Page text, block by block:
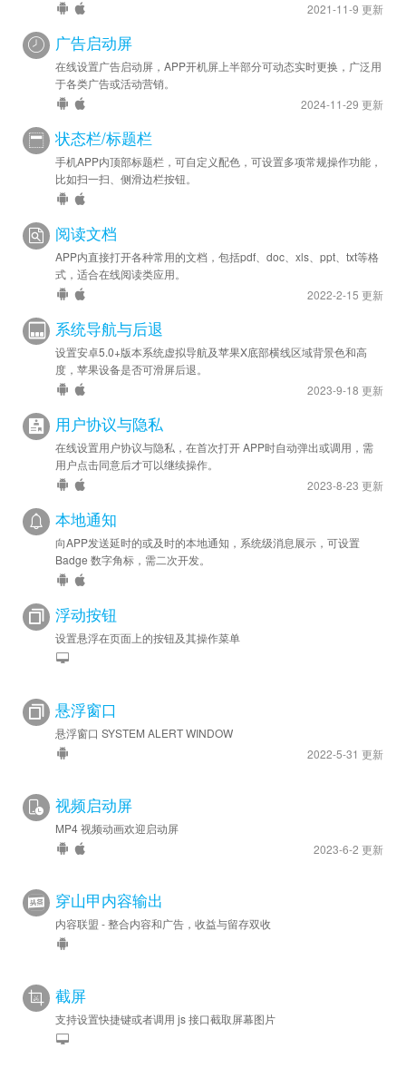
2021-11-9 更新
广告启动屏
在线设置广告启动屏，APP开机屏上半部分可动态实时更换，广泛用
于各类广告或活动营销。
2024-11-29 更新
状态栏/标题栏
手机APP内顶部标题栏，可自定义配色，可设置多项常规操作功能，
比如扫一扫、侧滑边栏按钮。
阅读文档
APP内直接打开各种常用的文档，包括pdf、doc、xls、ppt、txt等格
式，适合在线阅读类应用。
2022-2-15 更新
系统导航与后退
设置安卓5.0+版本系统虚拟导航及苹果X底部横线区域背景色和高
度，苹果设备是否可滑屏后退。
2023-9-18 更新
用户协议与隐私
在线设置用户协议与隐私，在首次打开 APP时自动弹出或调用，需
用户点击同意后才可以继续操作。
2023-8-23 更新
本地通知
向APP发送延时的或及时的本地通知，系统级消息展示，可设置
Badge 数字角标，需二次开发。
浮动按钮
设置悬浮在页面上的按钮及其操作菜单
悬浮窗口
悬浮窗口 SYSTEM ALERT WINDOW
2022-5-31 更新
视频启动屏
MP4 视频动画欢迎启动屏
2023-6-2 更新
穿山甲内容输出
内容联盟 - 整合内容和广告，收益与留存双收
截屏
支持设置快捷键或者调用 js 接口截取屏幕图片